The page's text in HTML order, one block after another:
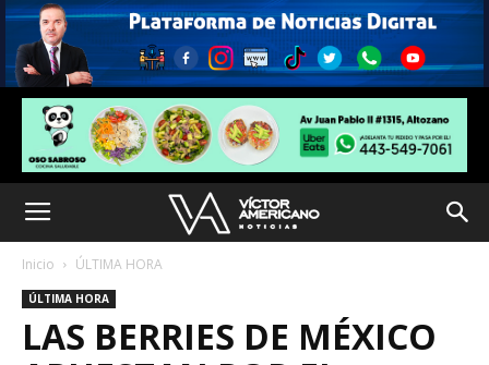
Inicio ÚLTIMA HORA
ÚLTIMA HORA
LAS BERRIES DE MÉXICO